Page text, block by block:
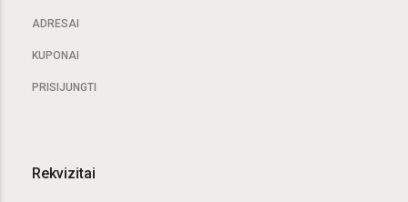
ADRESAI
KUPONAI
PRISIJUNGTI
Rekvizitai